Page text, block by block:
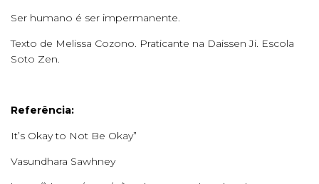
Ser humano é ser impermanente.
Texto de Melissa Cozono. Praticante na Daissen Ji. Escola
Soto Zen.
Referência:
It’s Okay to Not Be Okay”
Vasundhara Sawhney